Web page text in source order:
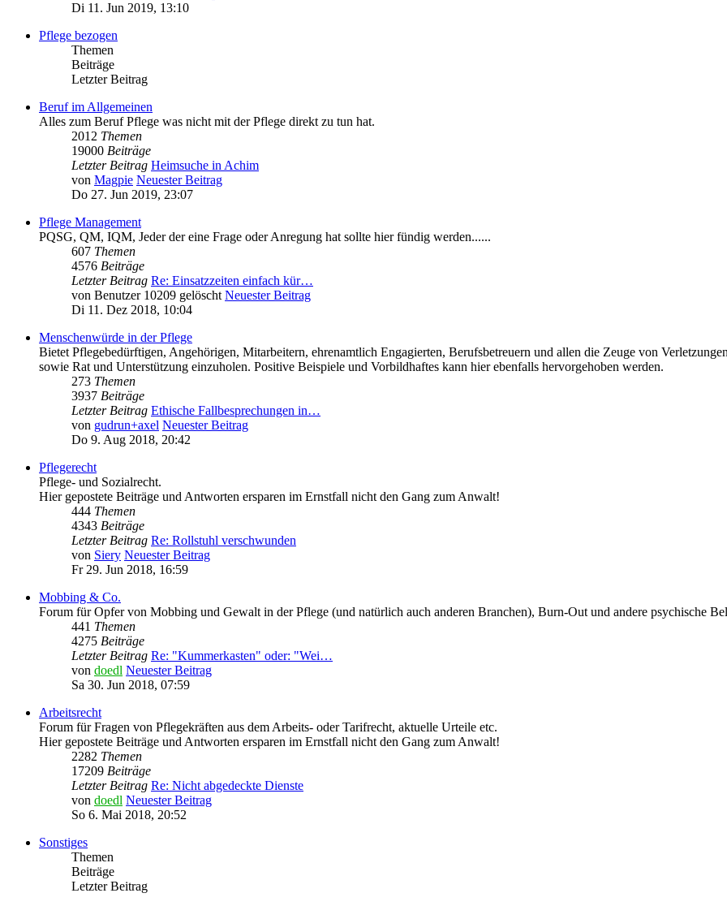
Di 11. Jun 2019, 13:10
Pflege bezogen
Themen
Beiträge
Letzter Beitrag
Beruf im Allgemeinen
Alles zum Beruf Pflege was nicht mit der Pflege direkt zu tun hat.
2012 Themen
19000 Beiträge
Letzter Beitrag Heimsuche in Achim
von Magpie Neuester Beitrag
Do 27. Jun 2019, 23:07
Pflege Management
PQSG, QM, IQM, Jeder der eine Frage oder Anregung hat sollte hier fündig werden......
607 Themen
4576 Beiträge
Letzter Beitrag Re: Einsatzzeiten einfach kür…
von Benutzer 10209 gelöscht Neuester Beitrag
Di 11. Dez 2018, 10:04
Menschenwürde in der Pflege
Bietet Pflegebedürftigen, Angehörigen, Mitarbeitern, ehrenamtlich Engagierten, Berufsbetreuern und allen die Zeuge von
sowie Rat und Unterstützung einzuholen. Positive Beispiele und Vorbildhaftes kann hier ebenfalls hervorgehoben werden.
273 Themen
3937 Beiträge
Letzter Beitrag Ethische Fallbesprechungen in…
von gudrun+axel Neuester Beitrag
Do 9. Aug 2018, 20:42
Pflegerecht
Pflege- und Sozialrecht.
Hier gepostete Beiträge und Antworten ersparen im Ernstfall nicht den Gang zum Anwalt!
444 Themen
4343 Beiträge
Letzter Beitrag Re: Rollstuhl verschwunden
von Siery Neuester Beitrag
Fr 29. Jun 2018, 16:59
Mobbing & Co.
Forum für Opfer von Mobbing und Gewalt in der Pflege (und natürlich auch anderen Branchen), Burn-Out und andere psychische
441 Themen
4275 Beiträge
Letzter Beitrag Re: "Kummerkasten" oder: "Wei…
von doedl Neuester Beitrag
Sa 30. Jun 2018, 07:59
Arbeitsrecht
Forum für Fragen von Pflegekräften aus dem Arbeits- oder Tarifrecht, aktuelle Urteile etc.
Hier gepostete Beiträge und Antworten ersparen im Ernstfall nicht den Gang zum Anwalt!
2282 Themen
17209 Beiträge
Letzter Beitrag Re: Nicht abgedeckte Dienste
von doedl Neuester Beitrag
So 6. Mai 2018, 20:52
Sonstiges
Themen
Beiträge
Letzter Beitrag